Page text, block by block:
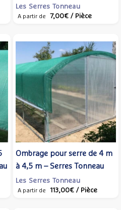
Les Serres Tonneau
A partir de 7,00€ / Pièce
Ombrage pour serre de 4 m
à 4,5 m – Serres Tonneau
Les Serres Tonneau
A partir de 113,00€ / Pièce